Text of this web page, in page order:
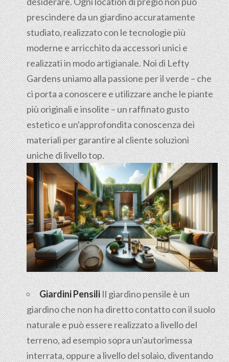
prescindere da un giardino accuratamente
studiato, realizzato con le tecnologie più
moderne e arricchito da accessori unici e
realizzati in modo artigianale. Noi di Lefty
Gardens uniamo alla passione per il verde – che
ci porta a conoscere e utilizzare anche le piante
più originali e insolite – un raffinato gusto
estetico e un'approfondita conoscenza dei
materiali per garantire al cliente soluzioni
uniche di livello top.
Giardini PensiliIlgiardino pensileè un
giardino che non ha diretto contatto con il suolo
naturale e può essere realizzato a livello del
terreno, ad esempio sopra un'autorimessa
interrata, oppure a livello del solaio, diventando